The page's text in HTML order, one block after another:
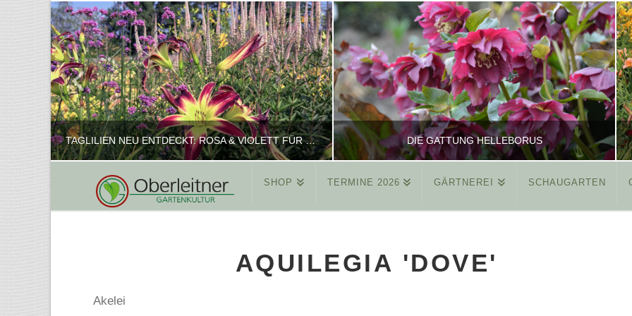
TAGLILIEN NEU ENTDECKT: ROSA & VIOLETT FÜR ROMANTISCHE PFLANZKOMBINATIONEN
REINHARD
DIE GATTUNG HELLEBORUS
REINHARD
MÄRZ 26, 2015
SHOP TERMINE 2026 GÄRTNEREI SCHAUGARTEN
AQUILEGIA 'DOVE'
Akelei